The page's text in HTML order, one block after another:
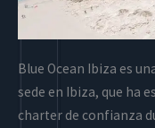
Blue Ocean Ibiza es
sede en Ibiza, que ha
charter de confianza